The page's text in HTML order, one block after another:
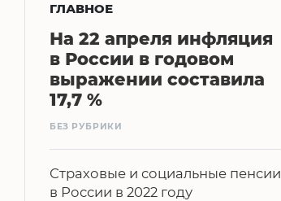
ГЛАВНОЕ
На 22 апреля инфляция
в России в годовом
выражении составила
17,7 %
БЕЗ РУБРИКИ
Страховые и социальные пенсии
в России в 2022 году